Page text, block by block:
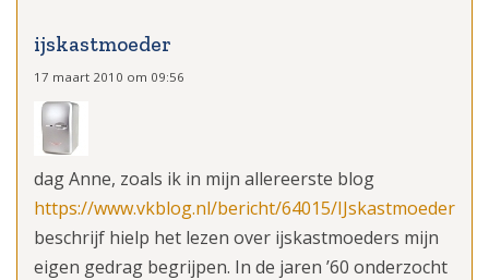
ijskastmoeder
17 maart 2010 om 09:56
dag Anne, zoals ik in mijn allereerste blog
https://www.vkblog.nl/bericht/64015/IJskastmoeder
beschrijf hielp het lezen over ijskastmoeders mijn
eigen gedrag begrijpen. In de jaren ’60 onderzocht